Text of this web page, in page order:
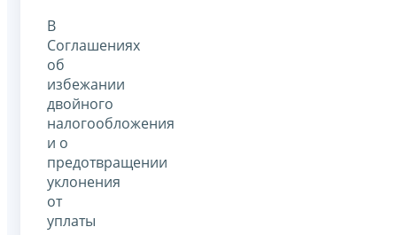
В
Соглашениях
об
избежании
двойного
налогообложения
и о
предотвращении
уклонения
от
уплаты